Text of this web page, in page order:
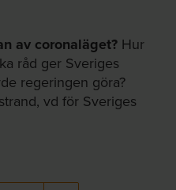
av coronaläget? Hur
råd ger Sveriges
regeringen göra?
vd för Sveriges